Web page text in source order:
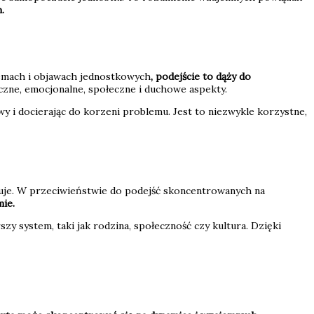
i objawach jednostkowych, podejście to dąży do
emocjonalne, społeczne i duchowe aspekty.
i docierając do korzeni problemu. Jest to niezwykle korzystne,
W przeciwieństwie do podejść skoncentrowanych na
system, taki jak rodzina, społeczność czy kultura. Dzięki